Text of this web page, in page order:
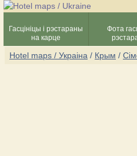
Гасцініцы і рэстараны
на карце
Фота
Hotel maps / Украіна / Крым /